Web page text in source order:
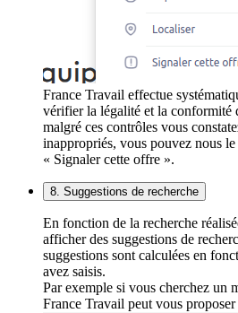
France Travail effectue
vérifier la légalité et la conformité
malgré ces contrôles vous
inappropriés, vous pouvez nous
« Signaler cette offre ».
8. Suggestions de recherche
En fonction de la recherche
afficher des suggestions de
suggestions sont calculées en
avez saisis.
Par exemple si vous cherchez un
France Travail peut vous proposer